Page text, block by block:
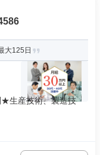
大125日
★生産技術、製造技